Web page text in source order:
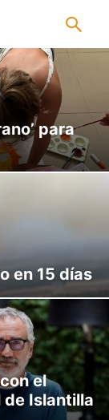
para
en 15 días
el
de Islantilla